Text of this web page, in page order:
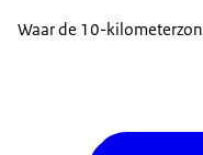
Waar de 10-